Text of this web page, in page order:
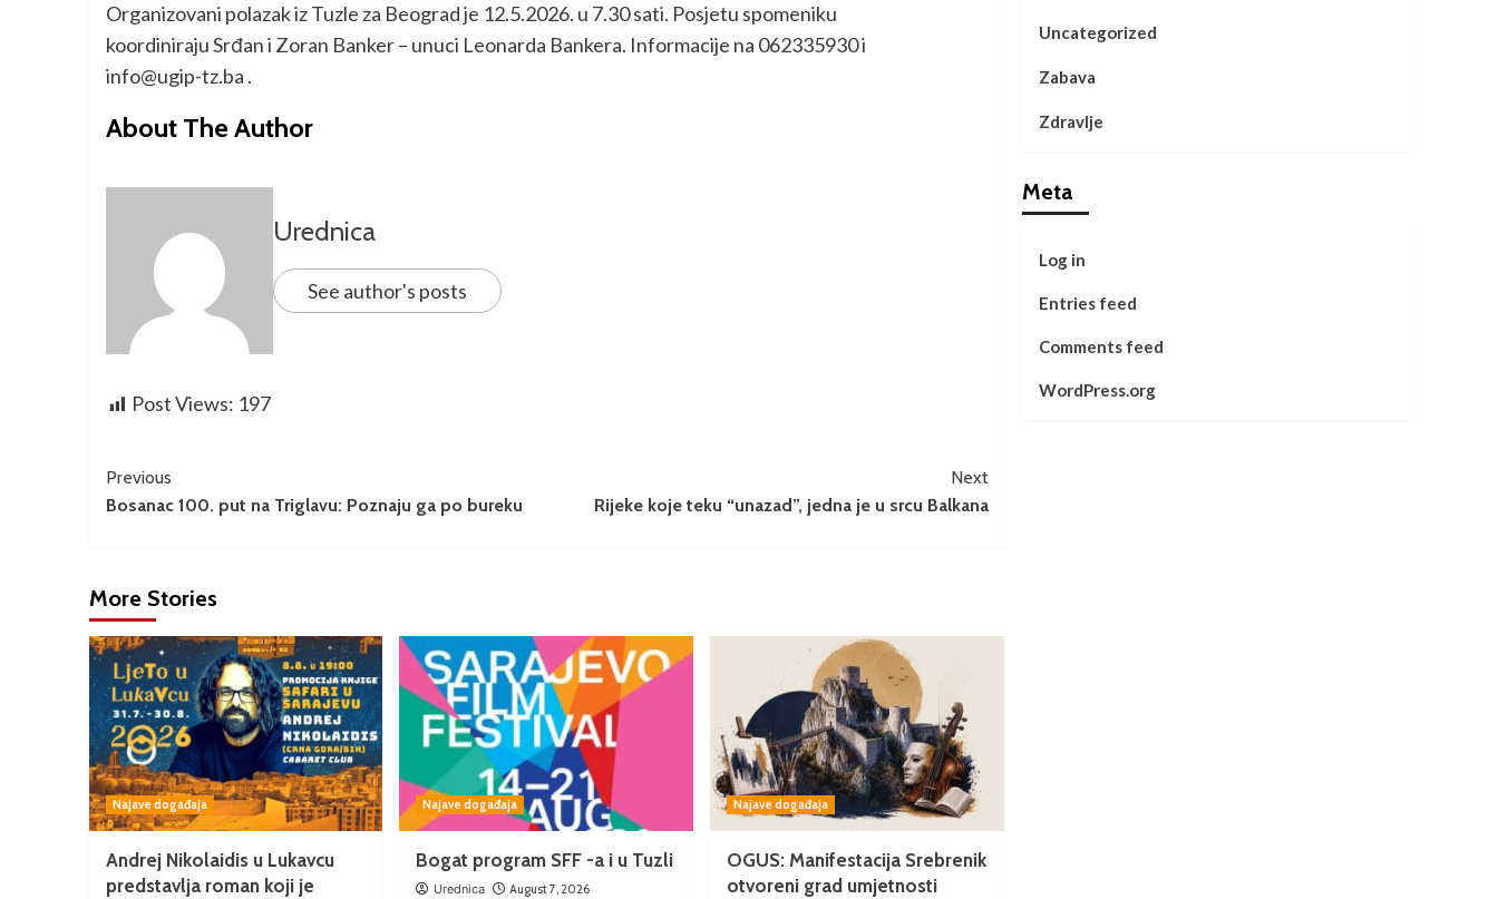
Organizovani polazak iz Tuzle za Beograd je 12.5.2026. u 7.30 sati. Posjetu spomeniku
koordiniraju Srđan i Zoran Banker – unuci Leonarda Bankera. Informacije na 062335930 i
info@ugip-tz.ba .
About The Author
Urednica
See author's posts
Post Views: 197
Previous
Bosanac 100. put na Triglavu: Poznaju ga po bureku
Next
Rijeke koje teku “unazad”, jedna je u srcu Balkana
More Stories
Najave događaja
Andrej Nikolaidis u Lukavcu
predstavlja roman koji je
Najave događaja
Bogat program SFF -a i u Tuzli
Urednica August 7, 2026
Najave događaja
OGUS: Manifestacija Srebrenik
otvoreni grad umjetnosti
Uncategorized
Zabava
Zdravlje
Meta
Log in
Entries feed
Comments feed
WordPress.org